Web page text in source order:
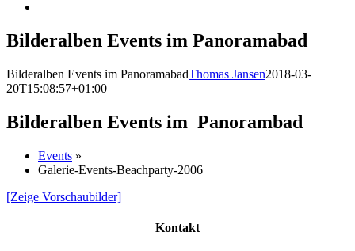
Bilderalben Events im Panoramabad
Bilderalben Events im PanoramabadThomas Jansen2018-03-
20T15:08:57+01:00
Bilderalben Events im Panorambad
Events »
Galerie-Events-Beachparty-2006
[Zeige Vorschaubilder]
Kontakt